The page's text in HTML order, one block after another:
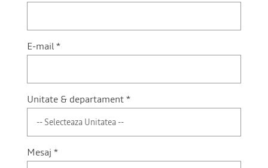
E-mail *
Unitate & departament *
Mesaj *